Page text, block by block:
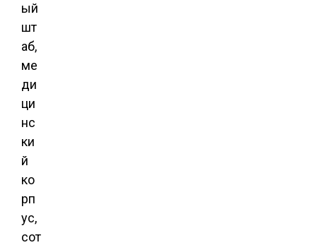
ый
шт
аб,
ме
ди
ци
нс
ки
й
ко
рп
ус,
сот